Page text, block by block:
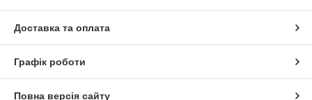
Доставка та оплата
Графік роботи
Повна версія сайту